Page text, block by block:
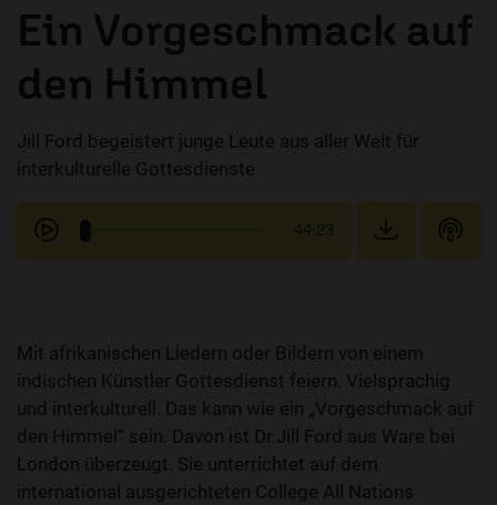
Ein Vorgeschmack auf
den Himmel
Jill Ford begeistert junge Leute aus aller Welt für
interkulturelle Gottesdienste
44:23
Mit afrikanischen Liedern oder Bildern von einem
indischen Künstler Gottesdienst feiern. Vielsprachig
und interkulturell. Das kann wie ein „Vorgeschmack auf
den Himmel“ sein. Davon ist Dr.Jill Ford aus Ware bei
London überzeugt. Sie unterrichtet auf dem
international ausgerichteten College All Nations